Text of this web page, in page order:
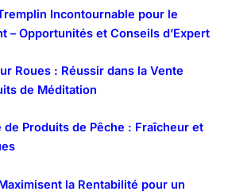
Incontournable pour le
– Opportunités et Conseils d’Expert
Roues : Réussir dans la Vente
de Méditation
de Produits de Pêche : Fraîcheur et
la Rentabilité pour un